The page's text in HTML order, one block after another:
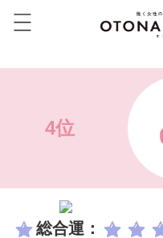
4位
総合運：